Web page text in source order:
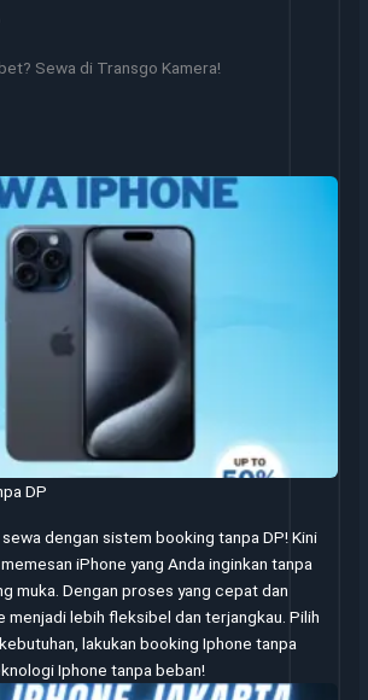
Sewa di Transgo Kamera!
DP
dengan sistem booking tanpa DP! Kini
iPhone yang Anda inginkan tanpa
muka. Dengan proses yang cepat dan
menjadi lebih fleksibel dan terjangkau. Pilih
lakukan booking Iphone tanpa
Iphone tanpa beban!